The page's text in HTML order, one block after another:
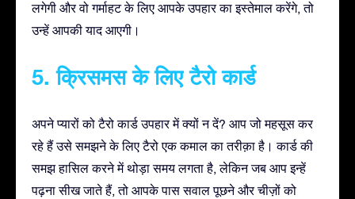
लगेगी और वो गर्माहट के लिए आपके उपहार का इस्तेमाल करेंगे, तो
उन्हें आपकी याद आएगी।
5. क्रिसमस के लिए टैरो कार्ड
अपने प्यारों को टैरो कार्ड उपहार में क्यों न दें? आप जो महसूस कर
रहे हैं उसे समझने के लिए टैरो एक कमाल का तरीक़ा है। कार्ड की
समझ हासिल करने में थोड़ा समय लगता है, लेकिन जब आप इन्हें
पढ़ना सीख जाते हैं, तो आपके पास सवाल पूछने और चीज़ों को